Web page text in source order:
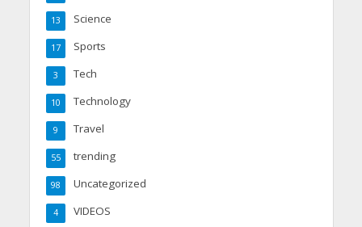
Science
13
Sports
17
Tech
3
Technology
10
Travel
9
trending
55
Uncategorized
98
VIDEOS
4